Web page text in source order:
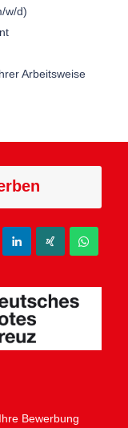
w/d)
Arbeitsweise
Bewerbung